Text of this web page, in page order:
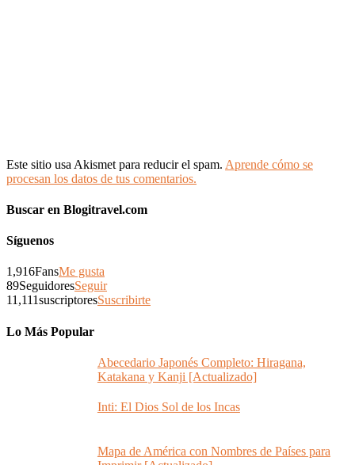
Este sitio usa Akismet para reducir el spam. Aprende cómo se
procesan los datos de tus comentarios.
Buscar en Blogitravel.com
Síguenos
1,916FansMe gusta
89SeguidoresSeguir
11,111suscriptoresSuscribirte
Lo Más Popular
Abecedario Japonés Completo: Hiragana,
Katakana y Kanji [Actualizado]
Inti: El Dios Sol de los Incas
Mapa de América con Nombres de Países para